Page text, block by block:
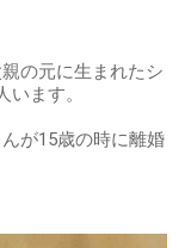
の元に生まれたシ
ます。
が15歳の時に離婚